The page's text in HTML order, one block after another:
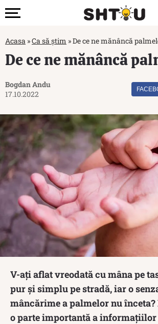
Acasa »Ca să știm »De ce ne mănâncă
De ce ne mănâncă
Bogdan Andu
17.10.2022
V-ați aflat vreodată cu mâna pe
pur și simplu pe stradă, iar o
mâncărime a palmelor nu
o parte importantă a informațiilor